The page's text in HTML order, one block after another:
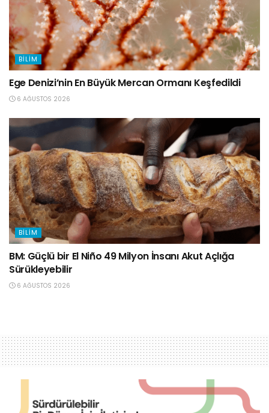
BILIM
Ege Denizi’nin En Büyük Mercan Ormanı Keşfedildi
6 AĞUSTOS 2026
BILIM
BM: Güçlü bir El Niño 49 Milyon İnsanı Akut Açlığa
Sürükleyebilir
6 AĞUSTOS 2026